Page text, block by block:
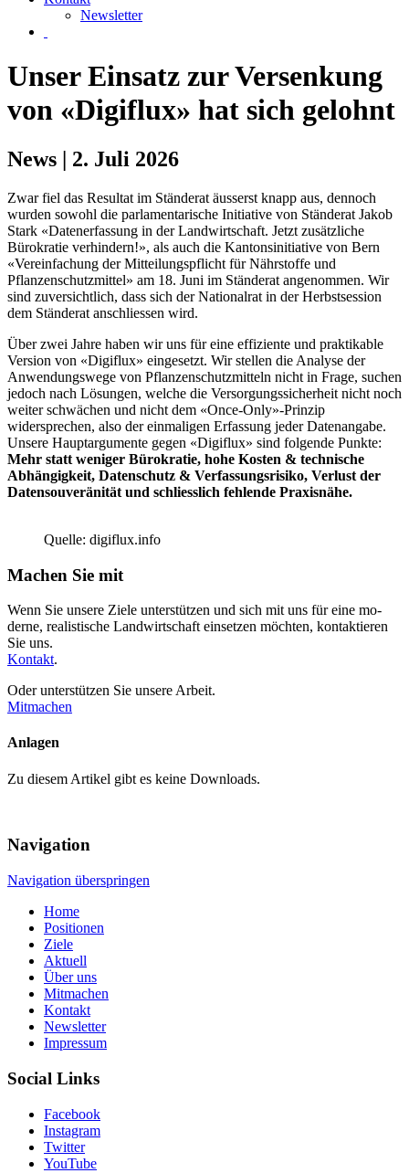
Newsletter
Unser Einsatz zur Versenkung
von «Digiflux» hat sich gelohnt
News | 2. Juli 2026
Zwar fiel das Resultat im Ständerat äusserst knapp aus, dennoch
wurden sowohl die parlamentarische Initiative von Ständerat Jakob
Stark «Datenerfassung in der Landwirtschaft. Jetzt zusätzliche
Bürokratie verhindern!», als auch die Kantonsinitiative von Bern
«Vereinfachung der Mitteilungspflicht für Nährstoffe und
Pflanzenschutzmittel» am 18. Juni im Ständerat angenommen. Wir
sind zuversichtlich, dass sich der Nationalrat in der Herbstsession
dem Ständerat anschliessen wird.
Über zwei Jahre haben wir uns für eine effiziente und praktikable
Version von «Digiflux» eingesetzt. Wir stellen die Analyse der
Anwendungswege von Pflanzenschutzmitteln nicht in Frage, suchen
jedoch nach Lösungen, welche die Versorgungssicherheit nicht noch
weiter schwächen und nicht dem «Once-Only»-Prinzip
widersprechen, also der einmaligen Erfassung jeder Datenangabe.
Unsere Hauptargumente gegen «Digiflux» sind folgende Punkte:
Mehr statt weniger Bürokratie, hohe Kosten & technische
Abhängigkeit, Datenschutz & Verfassungsrisiko, Verlust der
Datensouveränität und schliesslich fehlende Praxisnähe.
Quelle: digiflux.info
Machen Sie mit
Wenn Sie unsere Ziele unterstützen und sich mit uns für eine mo­
derne, realistische Land­wirt­schaft einsetzen möchten, kontak­tieren
Sie uns.
Kontakt.
Oder unterstützen Sie unsere Arbeit.
Mitmachen
Anlagen
Zu diesem Artikel gibt es keine Downloads.
Navigation
Navigation überspringen
Home
Positionen
Ziele
Aktuell
Über uns
Mitmachen
Kontakt
Newsletter
Impressum
Social Links
Facebook
Instagram
Twitter
YouTube